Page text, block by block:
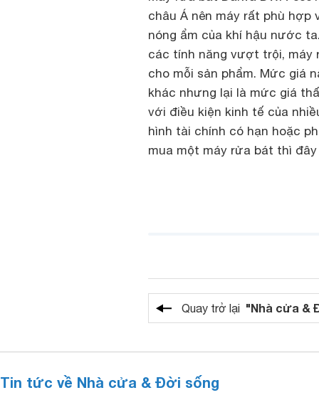
châu Á nên máy rất phù
nóng ẩm của khí hậu nước
các tính năng vượt trội, máy
cho mỗi sản phẩm. Mức giá
khác nhưng lại là mức giá
với điều kiện kinh tế của
hình tài chính có hạn hoặc
mua một máy rửa bát thì
Quay trở lại "Nhà cửa &
Tin tức về Nhà cửa & Đời sống